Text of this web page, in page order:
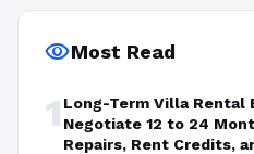
visibilityMost Read
1 Long-Term Villa Rental
Negotiate 12 to 24
Repairs, Rent Credits,